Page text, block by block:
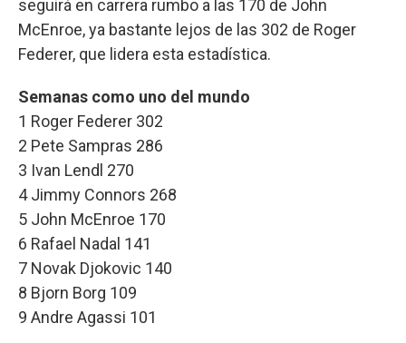
seguirá en carrera rumbo a las 170 de John
McEnroe, ya bastante lejos de las 302 de Roger
Federer, que lidera esta estadística.
Semanas como uno del mundo
1 Roger Federer 302
2 Pete Sampras 286
3 Ivan Lendl 270
4 Jimmy Connors 268
5 John McEnroe 170
6 Rafael Nadal 141
7 Novak Djokovic 140
8 Bjorn Borg 109
9 Andre Agassi 101